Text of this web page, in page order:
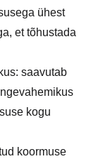
ühest
et tõhustada
saavutab
kogu
koormuse